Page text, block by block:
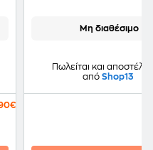
Μη διαθέσιμο
Πωλείται και
από Shop13